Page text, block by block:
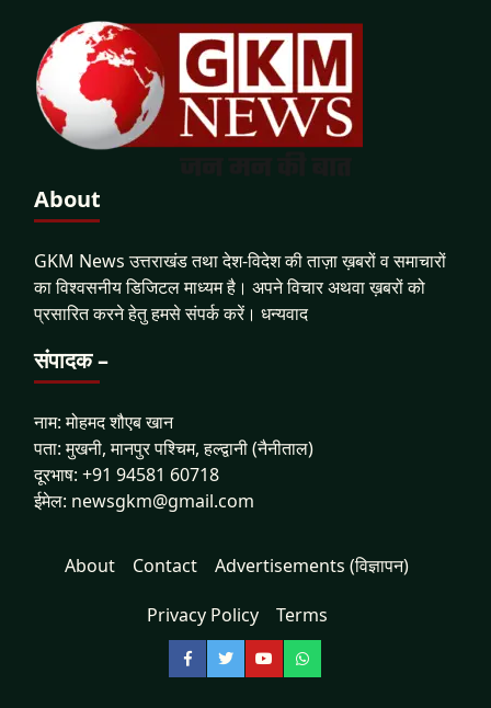
About
GKM News उत्तराखंड तथा देश-विदेश की ताज़ा ख़बरों व समाचारों
का विश्वसनीय डिजिटल माध्यम है। अपने विचार अथवा ख़बरों को
प्रसारित करने हेतु हमसे संपर्क करें। धन्यवाद
संपादक –
नाम: मोहमद शौएब खान
पता: मुखनी, मानपुर पश्चिम, हल्द्वानी (नैनीताल)
दूरभाष: +91 94581 60718
ईमेल: newsgkm@gmail.com
About Contact Advertisements (विज्ञापन)
Privacy Policy Terms
Facebook
TwitterYouTubeWhatsApp